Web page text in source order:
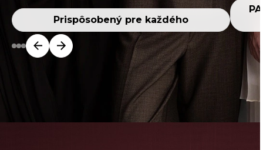
Prispôsobený pre každého